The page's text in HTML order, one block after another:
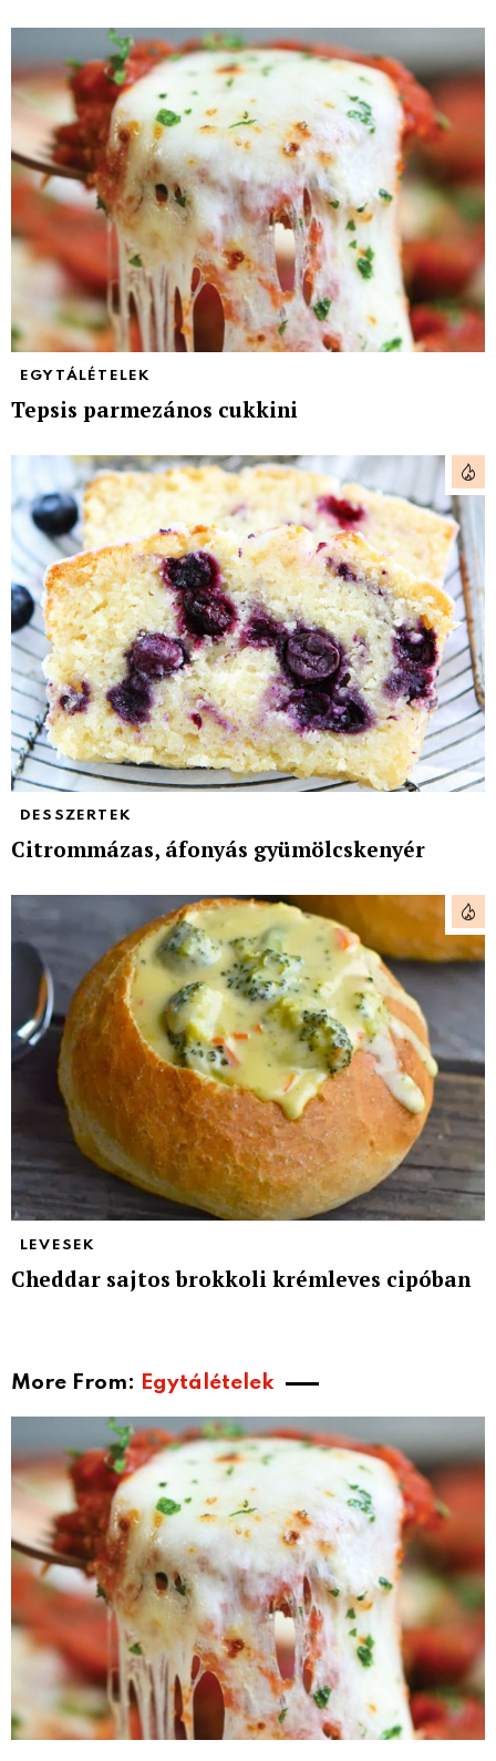
EGYTÁLÉTELEK
Tepsis parmezános cukkini
DESSZERTEK
Citrommázas, áfonyás gyümölcskenyér
LEVESEK
Cheddar sajtos brokkoli krémleves cipóban
More From: Egytálételek